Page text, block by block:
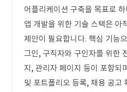
어플리케이션 구축을 목표로
앱 개발을 위한 기술 스택은 아
제안이 필요합니다. 핵심 기능
그인, 구직자와 구인자를 위한
지, 관리자 페이지 등이 포함되
및 포트폴리오 등록, 채용 공고